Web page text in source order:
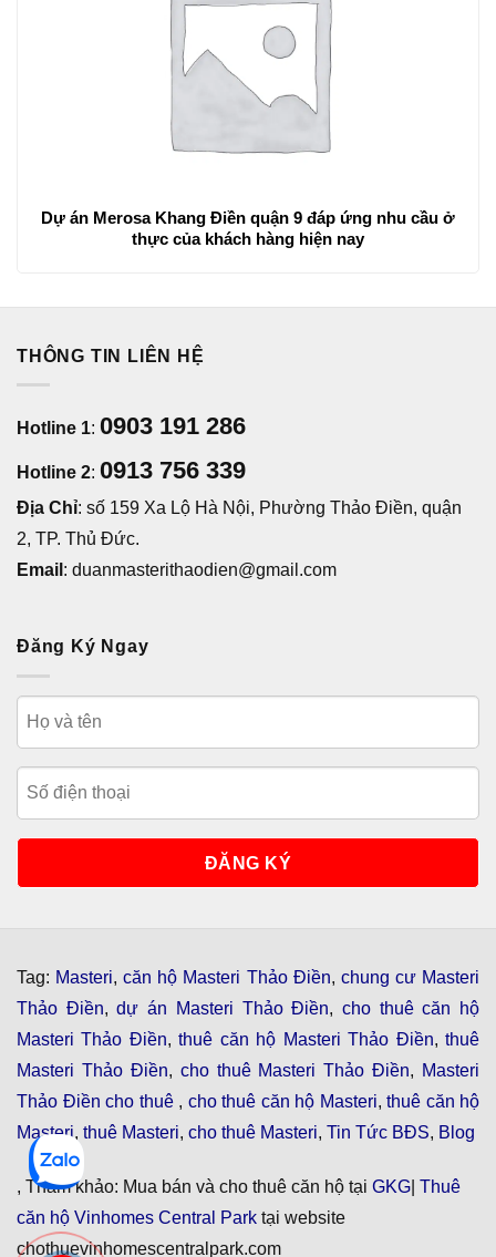
Dự án Merosa Khang Điền quận 9 đáp ứng nhu cầu ở
thực của khách hàng hiện nay
THÔNG TIN LIÊN HỆ
Hotline 1: 0903 191 286
Hotline 2: 0913 756 339
Địa Chỉ: số 159 Xa Lộ Hà Nội, Phường Thảo Điền, quận
2, TP. Thủ Đức.
Email : duanmasterithaodien@gmail.com
Đăng Ký Ngay
Tag: Masteri,căn hộ Masteri Thảo Điền, chung cư Masteri
Thảo Điền,dự án Masteri Thảo Điền, cho thuê căn hộ
Masteri Thảo Điền,thuê căn hộ Masteri Thảo Điền,thuê
Masteri Thảo Điền, cho thuê Masteri Thảo Điền, Masteri
Thảo Điền cho thuê , cho thuê căn hộ Masteri, thuê căn hộ
Masteri, thuê Masteri, cho thuê Masteri, Tin Tức BĐS, Blog
, Tham khảo: Mua bán và cho thuê căn hộ tại GKG Thuê
căn hộ Vinhomes Central Park tại website
chothuevinhomescentralpark.com